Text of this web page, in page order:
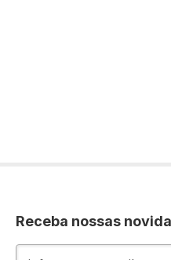
Receba nossas
Inscreva-